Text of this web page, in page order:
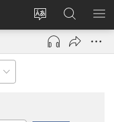
ვებსაიტის
ენის
შეცვლა
შესვლა
(გაიხსნება
ახალი
ფანჯარა)
ძებნა
JW.ORG